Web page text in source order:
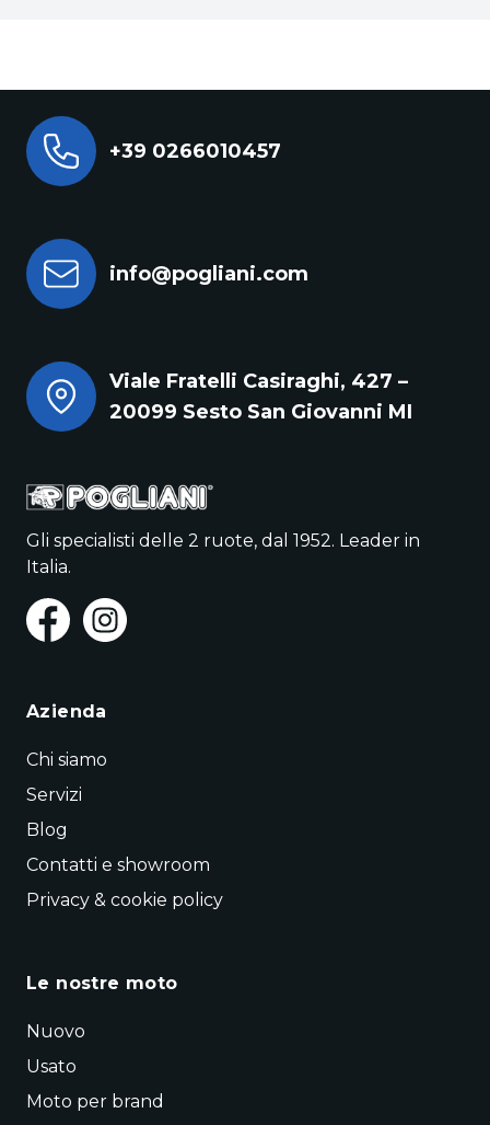
+39 0266010457
info@pogliani.com
Viale Fratelli Casiraghi, 427 –
20099 Sesto San Giovanni MI
Gli specialisti delle 2 ruote, dal 1952. Leader in
Italia.
Azienda
Chi siamo
Servizi
Blog
Contatti e showroom
Privacy & cookie policy
Le nostre moto
Nuovo
Usato
Moto per brand